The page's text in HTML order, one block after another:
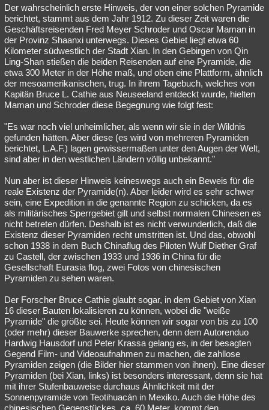
Der wahrscheinlich erste Hinweis, der von einer solchen Pyramide
berichtet, stammt aus dem Jahr 1912. Zu dieser Zeit waren die
Geschäftsreisenden Fred Meyer Schroder und Oscar Maman in
der Provinz Shaanxi unterwegs. Dieses Gebiet liegt etwa 60
Kilometer südwestlich der Stadt Xian. In den Gebirgen von Qin
Ling-Shan stießen die beiden Reisenden auf eine Pyramide, die
etwa 300 Meter in der Höhe maß, und oben eine Plattform, ähnlich
der mesoamerikanischen, trug. In ihrem Tagebuch, welches von
Kapitän Bruce L. Cathie aus Neuseeland entdeckt wurde, hielten
Maman und Schroder diese Begegnung wie folgt fest:
"Es war noch viel unheimlicher, als wenn wir sie in der Wildnis
gefunden hätten. Aber diese (es wird von mehreren Pyramiden
berichtet, L.A.F.) lagen gewissermaßen unter den Augen der Welt,
sind aber in den westlichen Ländern völlig unbekannt."
Nun aber ist dieser Hinweis keineswegs auch ein Beweis für die
reale Existenz der Pyramide(n). Aber leider wird es sehr schwer
sein, eine Expedition in die genannte Region zu schicken, da es
als militärisches Sperrgebiet gilt und selbst normalen Chinesen es
nicht betreten dürfen. Deshalb ist es nicht verwunderlich, daß die
Existenz dieser Pyramiden recht umstritten ist. Und das, obwohl
schon 1938 in dem Buch Chinaflug des Piloten Wulf Diether Graf
zu Castell, der zwischen 1933 und 1936 in China für die
Gesellschaft Eurasia flog, zwei Fotos von chinesischen
Pyramiden zu sehen waren.
Der Forscher Bruce Cathie glaubt sogar, in dem Gebiet von Xian
16 dieser Bauten lokalisieren zu können, wobei die "weiße
Pyramide" die größte sei. Heute können wir sogar von bis zu 100
(oder mehr) dieser Bauwerke sprechen, denn dem Autorenduo
Hardwig Hausdorf und Peter Krassa gelang es, in der besagten
Gegend Film- und Videoaufnahmen zu machen, die zahllose
Pyramiden zeigen (die Bilder hier stammen von ihnen). Eine dieser
Pyramiden (bei Xian, links) ist besonders interessant, denn sie hat
mit ihrer Stufenbauweise durchaus Ähnlichkeit mit der
Sonnenpyramide von Teotihuacán in Mexiko. Auch die Höhe des
chinesischen Gegenstückes, ca. 60 Meter, kommt den